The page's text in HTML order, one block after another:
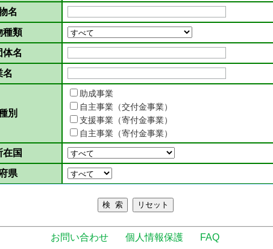
名
類
名
別
助成事業
自主事業（交付金事業）
支援事業（寄付金事業）
自主事業（寄付金事業）
国
県
お問い合わせ 個人情報保護 FAQ